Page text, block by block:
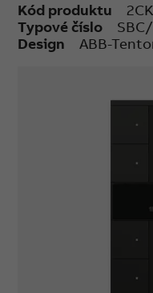
teplotu,
relativní vlhkost,
S popisovým polem.
snímačem teploty.
inovativní barevné
osvětlení, modrá =
Kód produktu
Typové číslo
Design
ABB-